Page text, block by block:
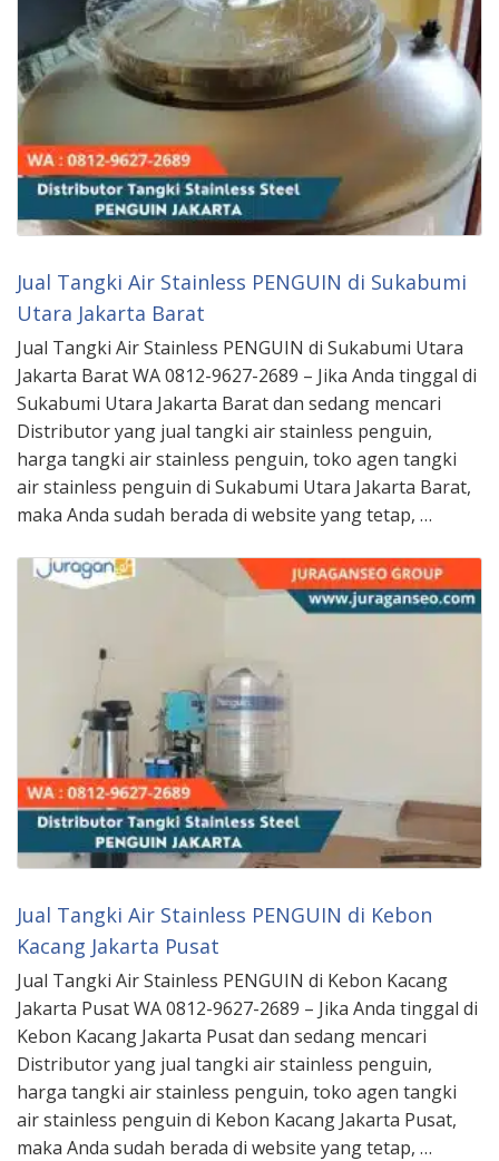
Jual Tangki Air Stainless PENGUIN di Sukabumi
Utara Jakarta Barat
Jual Tangki Air Stainless PENGUIN di Sukabumi Utara
Jakarta Barat WA 0812-9627-2689 – Jika Anda tinggal di
Sukabumi Utara Jakarta Barat dan sedang mencari
Distributor yang jual tangki air stainless penguin,
harga tangki air stainless penguin, toko agen tangki
air stainless penguin di Sukabumi Utara Jakarta Barat,
maka Anda sudah berada di website yang tetap, …
Jual Tangki Air Stainless PENGUIN di Kebon
Kacang Jakarta Pusat
Jual Tangki Air Stainless PENGUIN di Kebon Kacang
Jakarta Pusat WA 0812-9627-2689 – Jika Anda tinggal di
Kebon Kacang Jakarta Pusat dan sedang mencari
Distributor yang jual tangki air stainless penguin,
harga tangki air stainless penguin, toko agen tangki
air stainless penguin di Kebon Kacang Jakarta Pusat,
maka Anda sudah berada di website yang tetap, …